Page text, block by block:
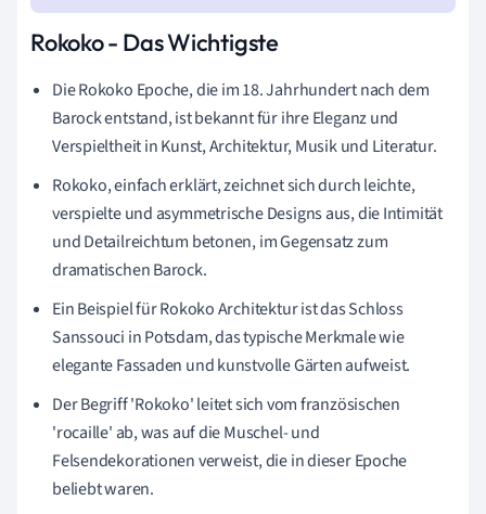
Rokoko - Das Wichtigste
Die Rokoko Epoche, die im 18. Jahrhundert nach dem
Barock entstand, ist bekannt für ihre Eleganz und
Verspieltheit in Kunst, Architektur, Musik und Literatur.
Rokoko, einfach erklärt, zeichnet sich durch leichte,
verspielte und asymmetrische Designs aus, die Intimität
und Detailreichtum betonen, im Gegensatz zum
dramatischen Barock.
Ein Beispiel für Rokoko Architektur ist das Schloss
Sanssouci in Potsdam, das typische Merkmale wie
elegante Fassaden und kunstvolle Gärten aufweist.
Der Begriff 'Rokoko' leitet sich vom französischen
'rocaille' ab, was auf die Muschel- und
Felsendekorationen verweist, die in dieser Epoche
beliebt waren.